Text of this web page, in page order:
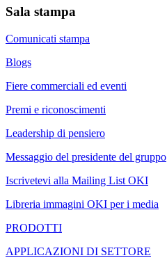
Sala stampa
Comunicati stampa
Blogs
Fiere commerciali ed eventi
Premi e riconoscimenti
Leadership di pensiero
Messaggio del presidente del gruppo
Iscrivetevi alla Mailing List OKI
Libreria immagini OKI per i media
PRODOTTI
APPLICAZIONI DI SETTORE